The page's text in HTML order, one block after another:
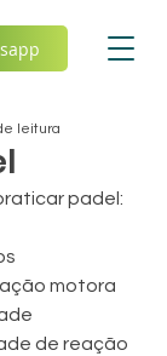
leitura
padel:
motora
de reação